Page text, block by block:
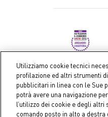
Coin S.p.A. Tax
Utilizziamo cookie tecnici
profilazione ed altri strumenti
pubblicitari in linea con le Sue
potrà avere una navigazione
l’utilizzo dei cookie e degli
comando posto in alto a